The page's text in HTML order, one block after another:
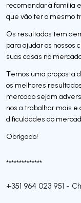
recomendar à família
que vão ter o mesmo
Os resultados tem
para ajudar os nossos
suas casas no
Temos uma proposta
os melhores
mercado sejam
nos a trabalhar mais e
dificuldades do
Obrigado!
**************
+351 964 023 951 -